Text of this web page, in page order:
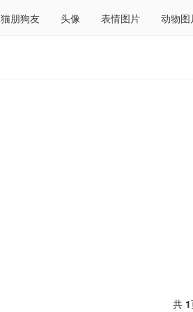
猫朋狗友 头像 表情图片 动物图
共 1